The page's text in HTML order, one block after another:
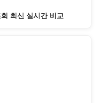
최신 실시간 비교